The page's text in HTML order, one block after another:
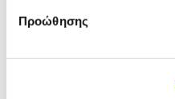
Προώθησης